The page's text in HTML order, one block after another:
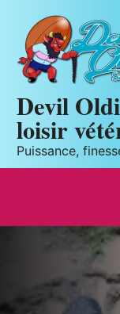
Devil
loisir
Puissance,